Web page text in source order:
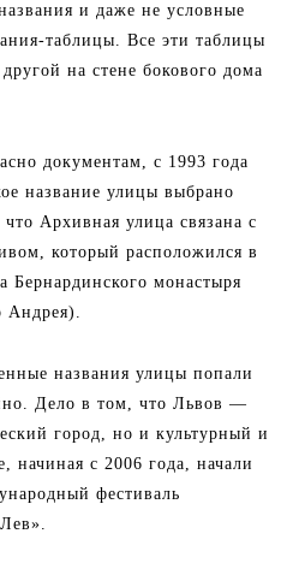
и даже не условные
таблицы. Все эти таблицы
на стене бокового дома
документам, с 1993 года
название улицы выбрано
Архивная улица связана с
который расположился в
Бернардинского монастыря
Андрея).
названия улицы попали
Дело в том, что Львов —
город, но и культурный и
начиная с 2006 года, начали
фестиваль